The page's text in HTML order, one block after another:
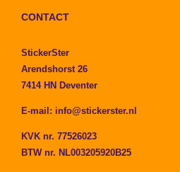
CONTACT
StickerSter
Arendshorst 26
7414 HN Deventer
E-mail: info@stickerster.nl
KVK nr. 77526023
BTW nr. NL003205920B25